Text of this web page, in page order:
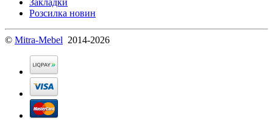
Розсилка новин
© Mitra-Mebel 2014-2026